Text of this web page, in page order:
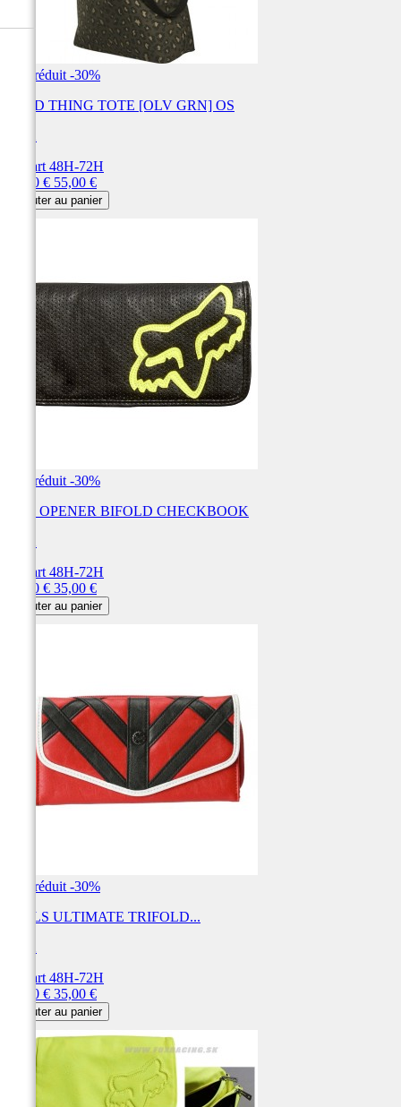
Prix réduit -30%
WILD THING TOTE [OLV GRN] OS
Départ 48H-72H
38,50 € Prix
de
base
55,00 €
Ajouter au panier
Prix réduit -30%
EYE OPENER BIFOLD CHECKBOOK
Départ 48H-72H
24,50 € Prix
de
base
35,00 €
Ajouter au panier
Prix réduit -30%
GIRLS ULTIMATE TRIFOLD...
Départ 48H-72H
24,50 € Prix
de
base
35,00 €
Ajouter au panier